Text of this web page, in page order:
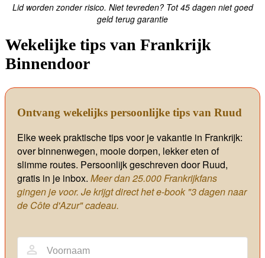
Lid worden zonder risico. Niet tevreden? Tot 45 dagen niet goed
geld terug garantie
Wekelijke tips van Frankrijk
Binnendoor
Ontvang wekelijks persoonlijke tips van Ruud
Elke week praktische tips voor je vakantie in Frankrijk:
over binnenwegen, mooie dorpen, lekker eten of
slimme routes. Persoonlijk geschreven door Ruud,
gratis in je inbox. Meer dan 25.000 Frankrijkfans
gingen je voor. Je krijgt direct het e-book "3 dagen naar
de Côte d'Azur" cadeau.